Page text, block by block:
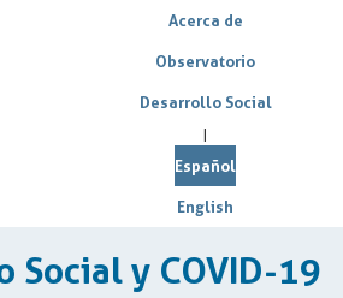
Acerca de
Observatorio
Desarrollo Social
|
Español
English
Social y COVID-19